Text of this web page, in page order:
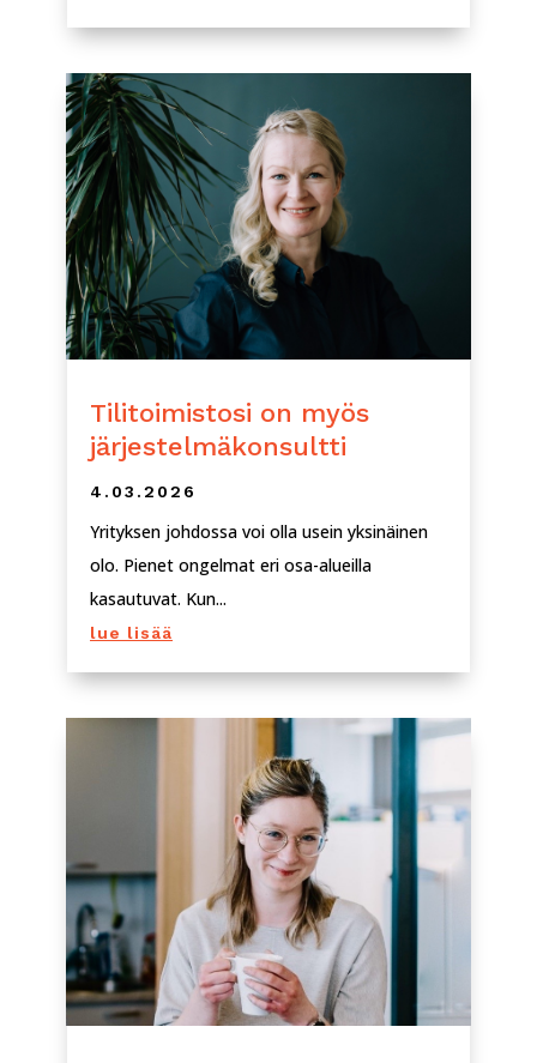
Tilitoimistosi on myös
järjestelmäkonsultti
4.03.2026
Yrityksen johdossa voi olla usein yksinäinen
olo. Pienet ongelmat eri osa-alueilla
kasautuvat. Kun...
lue lisää